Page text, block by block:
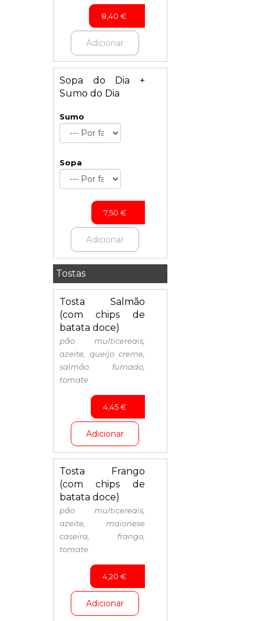
8,40 €
Adicionar
Sopa do Dia +
Sumo do Dia
Sumo
Sopa
7,50 €
Adicionar
Tostas
Tosta Salmão
(com chips de
batata doce)
pão multicereais,
azeite, queijo creme,
salmão fumado,
tomate
4,45€
Adicionar
Tosta Frango
(com chips de
batata doce)
pão multicereais,
azeite, maionese
caseira, frango,
tomate
4,20 €
Adicionar